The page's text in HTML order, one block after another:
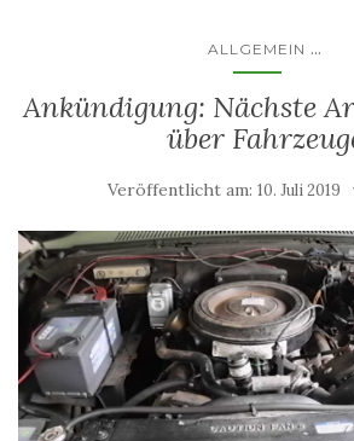
ALLGEMEIN ...
Ankündigung: Nächste
über
Veröffentlicht am: 10. Juli 2019